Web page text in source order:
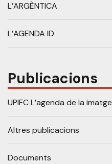
L’ARGÈNTICA
L’AGENDA ID
Publicacions
UPIFC L’agenda de la imatge
Altres publicacions
Documents